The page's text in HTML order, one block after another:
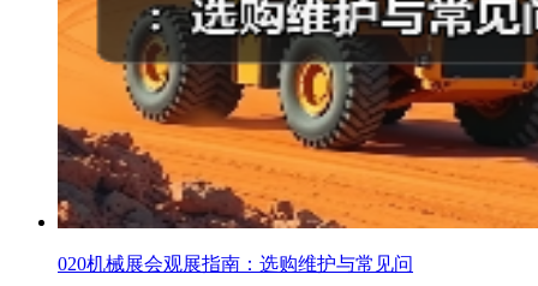
020机械展会观展指南：选购维护与常见问